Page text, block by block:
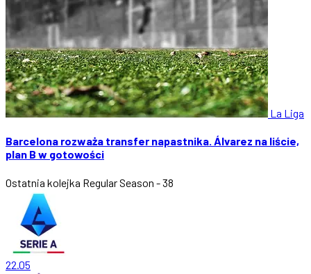
La Liga
Barcelona rozważa transfer napastnika. Álvarez na liście,
plan B w gotowości
Ostatnia kolejka Regular Season - 38
22.05